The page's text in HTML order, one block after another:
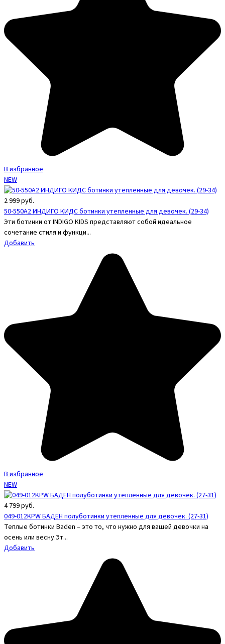
В избранное
NEW
2 999руб.
50-550A2 ИНДИГО КИДС ботинки утепленные для девочек. (29-34)
Эти ботинки от INDIGO KIDS представляют собой идеальное
сочетание стиля и функци...
Добавить
В избранное
NEW
4 799руб.
049-012KPW БАДЕН полуботинки утепленные для девочек. (27-31)
Теплые ботинки Baden – это то, что нужно для вашей девочки на
осень или весну.Эт...
Добавить